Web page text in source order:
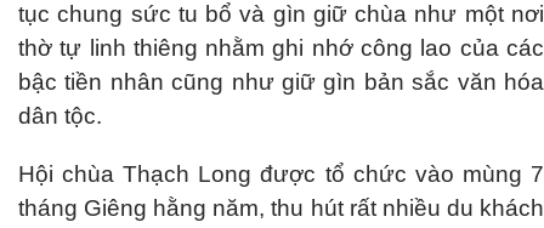
tục chung sức tu bổ và gìn giữ chùa như một nơi
thờ tự linh thiêng nhằm ghi nhớ công lao của các
bậc tiền nhân cũng như giữ gìn bản sắc văn hóa
dân tộc.
Hội chùa Thạch Long được tổ chức vào mùng 7
tháng Giêng hằng năm, thu hút rất nhiều du khách